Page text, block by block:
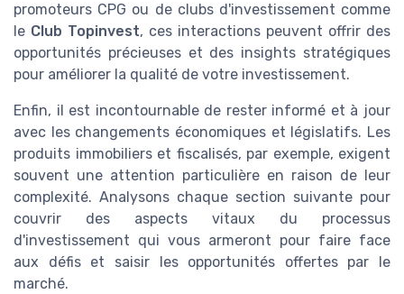
promoteurs CPG ou de clubs d'investissement comme
le Club Topinvest, ces interactions peuvent offrir des
opportunités précieuses et des insights stratégiques
pour améliorer la qualité de votre investissement.
Enfin, il est incontournable de rester informé et à jour
avec les changements économiques et législatifs. Les
produits immobiliers et fiscalisés, par exemple, exigent
souvent une attention particulière en raison de leur
complexité. Analysons chaque section suivante pour
couvrir des aspects vitaux du processus
d'investissement qui vous armeront pour faire face
aux défis et saisir les opportunités offertes par le
marché.